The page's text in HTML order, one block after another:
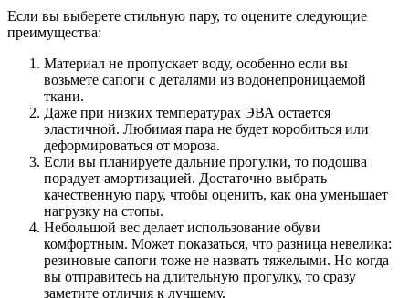
Если вы выберете стильную пару, то оцените следующие
преимущества:
Материал не пропускает воду, особенно если вы
возьмете сапоги с деталями из водонепроницаемой
ткани.
Даже при низких температурах ЭВА остается
эластичной. Любимая пара не будет коробиться или
деформироваться от мороза.
Если вы планируете дальние прогулки, то подошва
порадует амортизацией. Достаточно выбрать
качественную пару, чтобы оценить, как она уменьшает
нагрузку на стопы.
Небольшой вес делает использование обуви
комфортным. Может показаться, что разница невелика:
резиновые сапоги тоже не назвать тяжелыми. Но когда
вы отправитесь на длительную прогулку, то сразу
заметите отличия к лучшему.